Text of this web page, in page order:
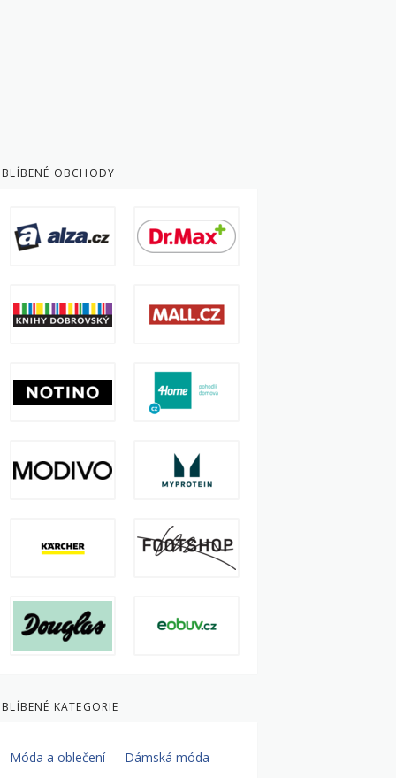
OBCHODY
KATEGORIE
Móda a oblečení Dámská móda